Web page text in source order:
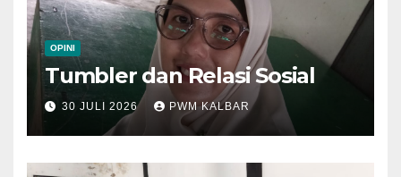
OPINI
Tumbler dan Relasi Sosial
30 JULI 2026 PWM KALBAR